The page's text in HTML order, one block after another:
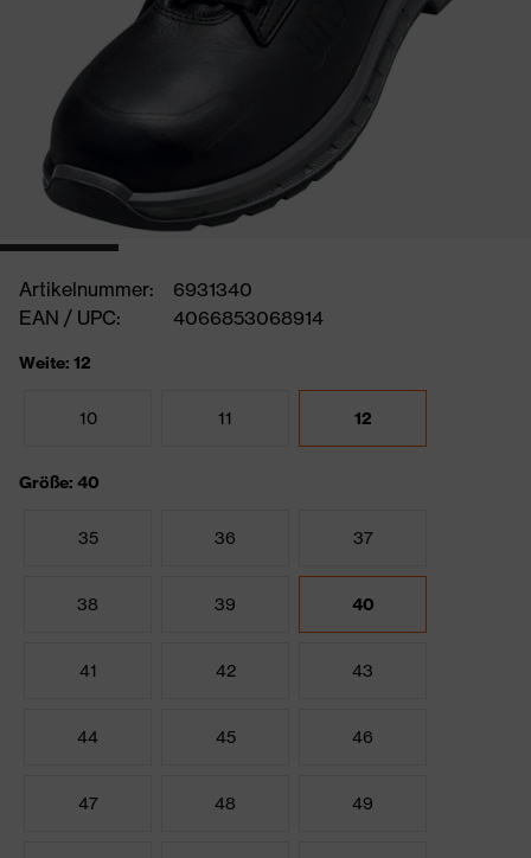
Artikelnummer:
6931340
EAN / UPC:
4066853068914
Weite: 12
10 11 12
Größe: 40
35 36 37
38 39 40
41 42 43
44 45 46
47 48 49